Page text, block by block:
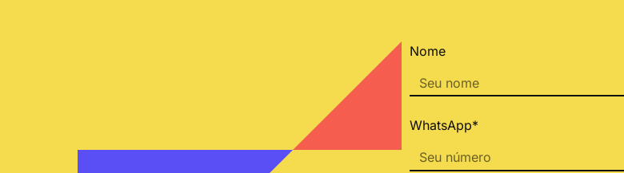
Nome
WhatsApp*